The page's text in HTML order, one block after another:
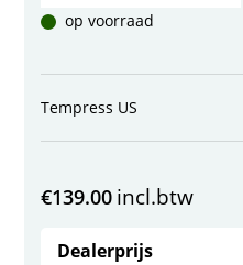
op voorraad
Tempress US
€139.00 incl.btw
Dealerprijs